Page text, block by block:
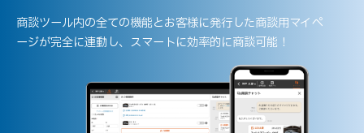
商談ツール内の全ての機能とお客様に発行した商談用マイペ
ージが完全に連動し、スマートに効率的に商談可能！